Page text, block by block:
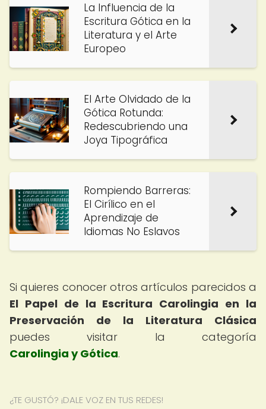
La Influencia de la
Escritura Gótica en la
Literatura y el Arte
Europeo
El Arte Olvidado de la
Gótica Rotunda:
Redescubriendo una
Joya Tipográfica
Rompiendo Barreras:
El Cirílico en el
Aprendizaje de
Idiomas No Eslavos
Si quieres conocer otros artículos parecidos a
El Papel de la Escritura Carolingia en la
Preservación de la Literatura Clásica
puedes visitar la categoría
Carolingia y Gótica.
¿TE GUSTÓ? ¡DALE VOZ EN TUS REDES!